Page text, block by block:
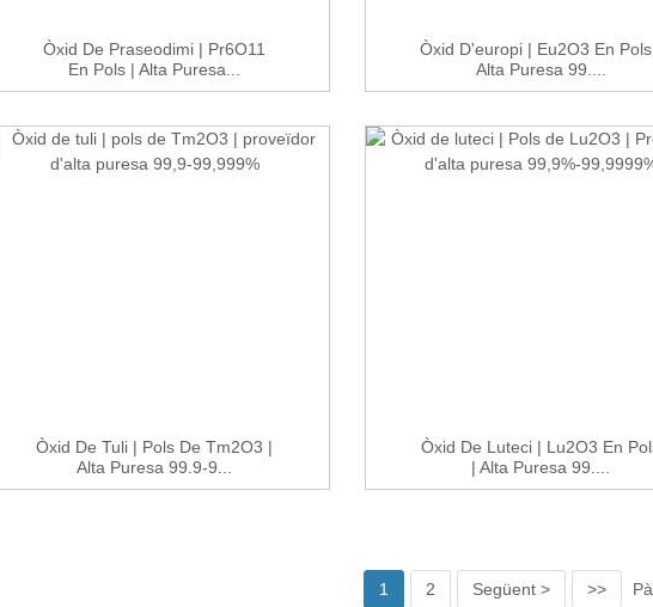
Òxid De Praseodimi | Pr6O11
En Pols | Alta Puresa...
Òxid D'europi | Eu2O3 En
Alta Puresa 99....
Òxid De Tuli | Pols De Tm2O3 |
Alta Puresa 99.9-9...
Òxid De Luteci | Lu2O3 En
| Alta Puresa 99....
1 2 Següent > >>